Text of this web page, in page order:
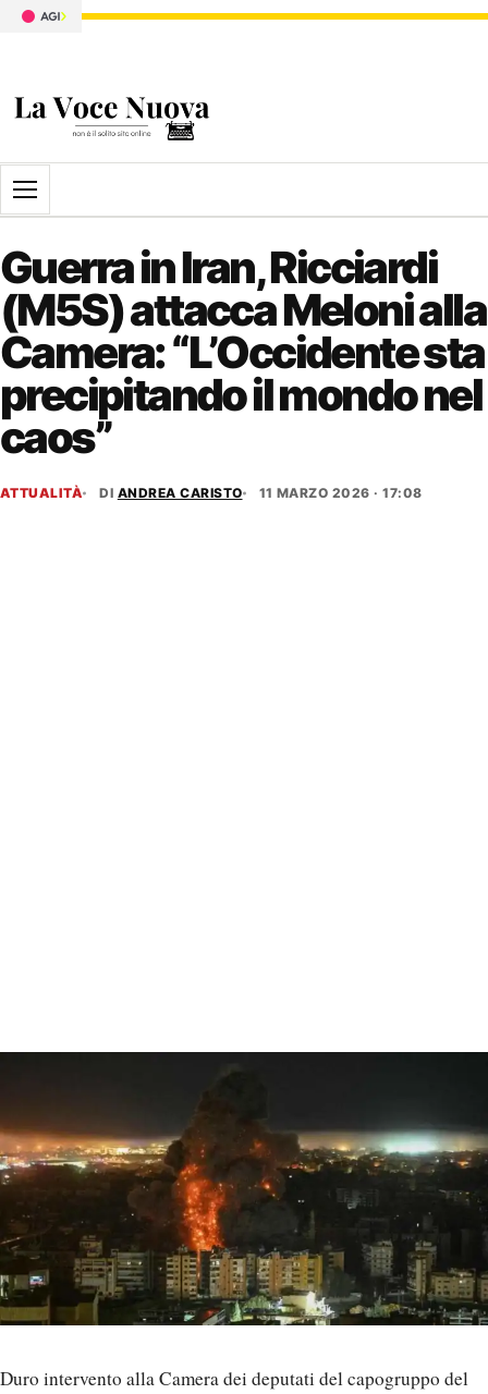
Apri il menu
Guerra in Iran, Ricciardi
(M5S) attacca Meloni alla
Camera: “L’Occidente sta
precipitando il mondo nel
caos”
ATTUALITÀ DI ANDREA CARISTO 11 MARZO 2026 · 17:08
Duro intervento alla Camera dei deputati del capogruppo del